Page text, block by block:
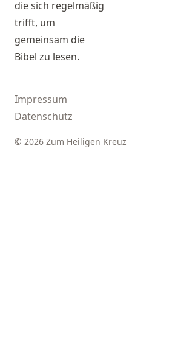
die sich regelmäßig
trifft, um
gemeinsam die
Bibel zu lesen.
Impressum
Datenschutz
© 2026 Zum Heiligen Kreuz